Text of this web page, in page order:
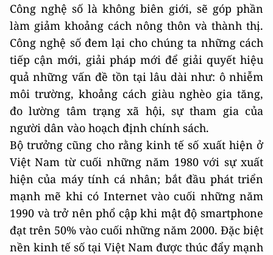
Công nghệ số là không biên giới, sẽ góp phần
làm giảm khoảng cách nông thôn và thành thị.
Công nghệ số đem lại cho chúng ta những cách
tiếp cận mới, giải pháp mới để giải quyết hiệu
quả những vấn đề tồn tại lâu dài như: ô nhiễm
môi trường, khoảng cách giàu nghèo gia tăng,
đo lường tâm trạng xã hội, sự tham gia của
người dân vào hoạch định chính sách.
Bộ trưởng cũng cho rằng kinh tế số xuất hiện ở
Việt Nam từ cuối những năm 1980 với sự xuất
hiện của máy tính cá nhân; bắt đầu phát triển
mạnh mẽ khi có Internet vào cuối những năm
1990 và trở nên phổ cập khi mật độ smartphone
đạt trên 50% vào cuối những năm 2000. Đặc biệt
nền kinh tế số tại Việt Nam được thúc đẩy mạnh